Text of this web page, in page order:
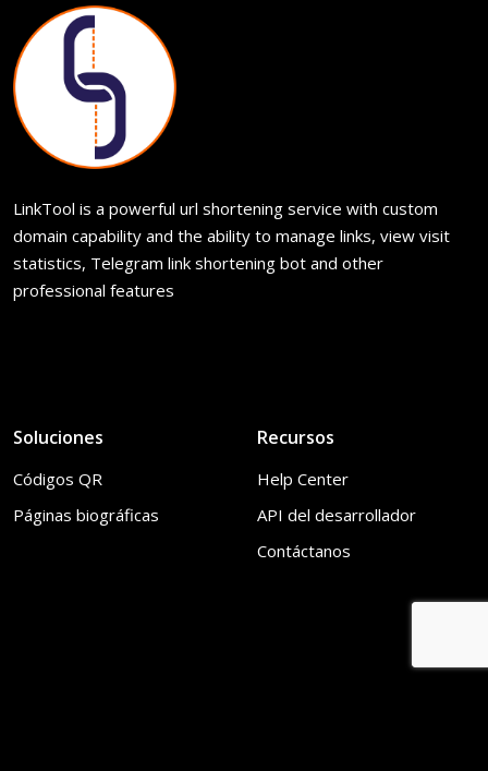
LinkTool is a powerful url shortening service with custom
domain capability and the ability to manage links, view visit
statistics, Telegram link shortening bot and other
professional features
Soluciones
Códigos QR
Páginas biográficas
Recursos
Help Center
API del desarrollador
Contáctanos